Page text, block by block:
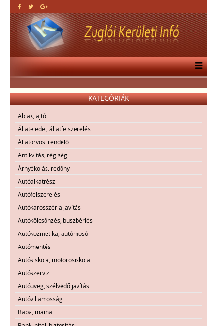
KATEGÓRIÁK
Ablak, ajtó
Állateledel, állatfelszerelés
Állatorvosi rendelő
Antikvitás, régiség
Árnyékolás, redőny
Autóalkatrész
Autófelszerelés
Autókarosszéria javítás
Autókölcsönzés, buszbérlés
Autókozmetika, autómosó
Autómentés
Autósiskola, motorosiskola
Autószerviz
Autóüveg, szélvédő javítás
Autóvillamosság
Baba, mama